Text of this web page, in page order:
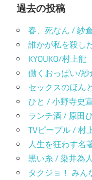
ま
す)
ョ
ン
過去の投稿
春、死なん / 紗
誰かが私を殺し
KYOUKO/村上龍
働くおっぱい/紗
セックスのほん
ひと / 小野寺史
ランチ酒 / 原田
TVピープル / 村
人生を狂わす名
黒い糸 / 染井為
タクジョ！ み